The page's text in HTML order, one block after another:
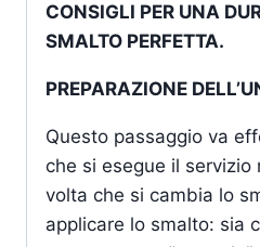
CONSIGLI PER UNA
SMALTO PERFETTA.
PREPARAZIONE
Questo passaggio va
che si esegue il servizio
volta che si cambia lo
applicare lo smalto: sia